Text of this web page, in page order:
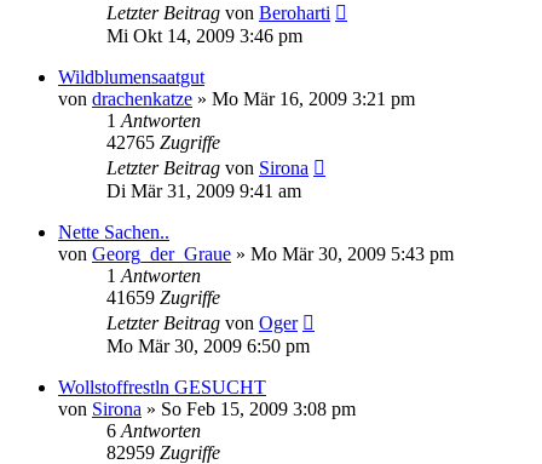
Letzter Beitrag von Beroharti
Mi Okt 14, 2009 3:46 pm
Wildblumensaatgut
von drachenkatze » Mo Mär 16, 2009 3:21 pm
1 Antworten
42765 Zugriffe
Letzter Beitrag von Sirona
Di Mär 31, 2009 9:41 am
Nette Sachen..
von Georg_der_Graue » Mo Mär 30, 2009 5:43 pm
1 Antworten
41659 Zugriffe
Letzter Beitrag von Oger
Mo Mär 30, 2009 6:50 pm
Wollstoffrestln GESUCHT
von Sirona » So Feb 15, 2009 3:08 pm
6 Antworten
82959 Zugriffe